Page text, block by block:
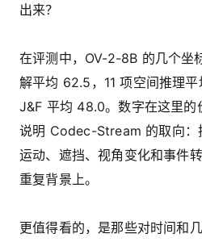
出来？
在评测中，OV-2-8B 的几个坐
解平均 62.5，11 项空间推理
J&F 平均 48.0。数字在这里的
说明 Codec-Stream 的取向
运动、遮挡、视角变化和事件
重复背景上。
更值得看的，是那些对时间和